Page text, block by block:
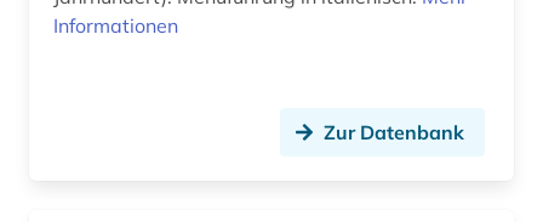
geschichte der romanistik (1)
geschichtswissenschaft (1)
Informationen
Zur Datenbank